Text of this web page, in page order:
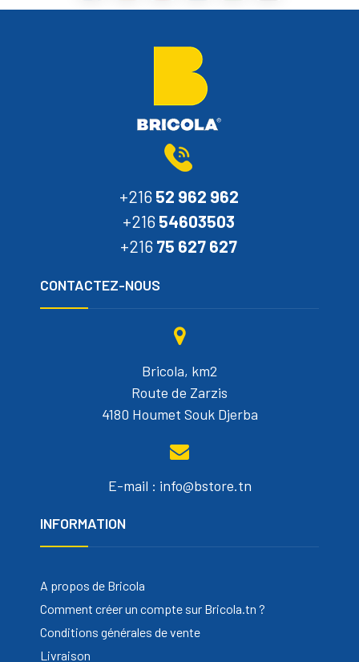
+216 52 962 962
+216 54603503
+216 75 627 627
CONTACTEZ-NOUS
Bricola, km2
Route de Zarzis
4180 Houmet Souk Djerba
E-mail : info@bstore.tn
INFORMATION
A propos de Bricola
Comment créer un compte sur Bricola.tn ?
Conditions générales de vente
Livraison